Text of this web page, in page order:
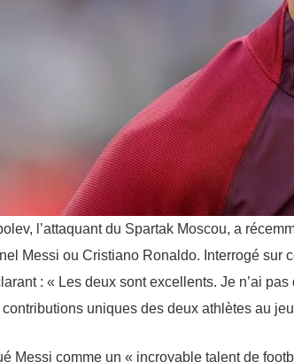
l’attaquant du Spartak Moscou, a
Messi ou Cristiano Ronaldo. Interrogé sur
: « Les deux sont excellents. Je n’ai
uniques des deux athlètes au
Messi comme un « incroyable talent de